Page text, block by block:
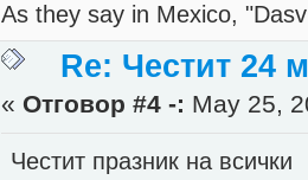
As they say in Mexico,
Re: Честит 24
« Отговор #4 -: May 25,
Честит празник на всички